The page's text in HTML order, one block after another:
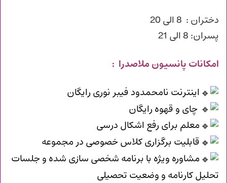
دختران : 8 الی 20
پسران: 8 الی 21
امکانات پانسیون ملاصدرا :
اینترنت نامحمدود فیبر نوری رایگان
چای و قهوه رایگان
معلم برای رفع اشکال درسی
قابلیت برگزاری کلاس خصوصی در مجموعه
مشاوره ویژه با برنامه شخصی سازی شده و جلسات
تحلیل کارنامه و وضعیت تحصیلی